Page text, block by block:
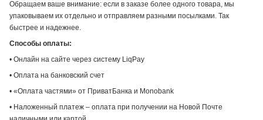
Обращаем ваше внимание: если в заказе более одного товара, мы
упаковываем их отдельно и отправляем разными посылками. Так
быстрее и надежнее.
Способы оплаты:
• Онлайн на сайте через систему LiqPay
• Оплата на банковский счет
• «Оплата частями» от ПриватБанка и Monobank
• Наложенный платеж – оплата при получении на Новой Почте